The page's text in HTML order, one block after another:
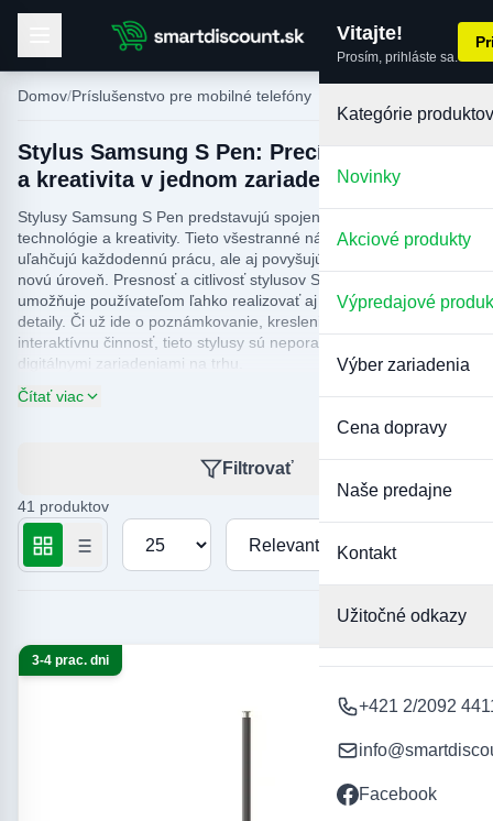
Vitajte!
Prosím, prihláste sa.
Kategórie produktov
Novinky
Akciové produkty
Výpredajové
Výber zariadenia
Cena dopravy
Naše predajne
Kontakt
Užitočné odkazy
+421 2/2092
Facebook
Domov Príslušenstvo pre mobilné telefóny
Stylus Samsung S Pen: Precízne ovládanie
a kreativita v jednom zariadení
Stylusy Samsung S Pen predstavujú spojenie modernej
technológie a kreativity. Tieto všestranné nástroje nielenže
uľahčujú každodennú prácu, ale aj povyšujú umelecký prejav na
novú úroveň. Presnosť a citlivosť stylusov Samsung S Pen
umožňuje používateľom ľahko realizovať aj tie najjemnejšie
detaily. Či už ide o poznámkovanie, kreslenie alebo akúkoľvek
interaktívnu činnosť, tieto stylusy sú neporaziteľné medzi
digitálnymi zariadeniami na trhu.
V ponuke smartdiszkont.hu si každý môže nájsť ten najvhodnejší
stylus Samsung S Pen, ktorý je kompatibilný s najnovšími
na to, aby si naši zákazníci mohli vyberať z kvalitných produktov,
či už ide o nákup nového zariadenia alebo doplnenie
existujúceho. S našou ponukou stylusov Samsung S Pen
zabezpečujeme, že technológia a sebavyjadrenie nikdy nebudú
mať prekážky a každý náš zákazník môže zažiť hranice modernej
kreativity.
Čítať viac
Filtrovať
41 produktov
Počet produktov na stránku
Zoradiť podľa
3-4 prac. dni